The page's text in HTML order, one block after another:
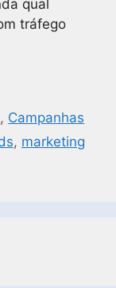
qual
tráfego
, Campanhas
, marketing